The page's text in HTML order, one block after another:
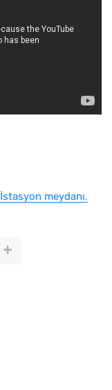
İstasyon meydanı